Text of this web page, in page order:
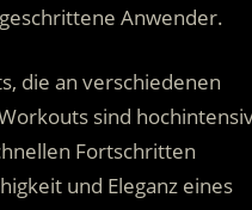
Anwender.
die an verschiedenen
sind
Fortschritten
und Eleganz eines